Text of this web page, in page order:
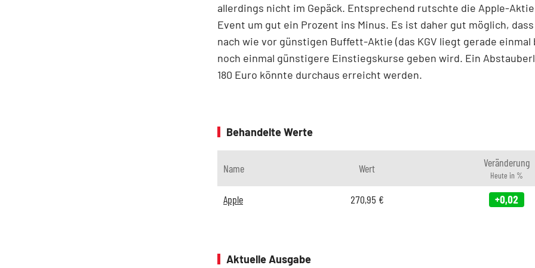
allerdings nicht im Gepäck. Entsprechend rutschte die Apple-
Event um gut ein Prozent ins Minus. Es ist daher gut möglich,
nach wie vor günstigen Buffett-Aktie (das KGV liegt gerade einmal
noch einmal günstigere Einstiegskurse geben wird. Ein
180 Euro könnte durchaus erreicht werden.
Behandelte Werte
Name Wert Veränderung
Heute in %
Apple 270,95 € +0,02
Aktuelle Ausgabe